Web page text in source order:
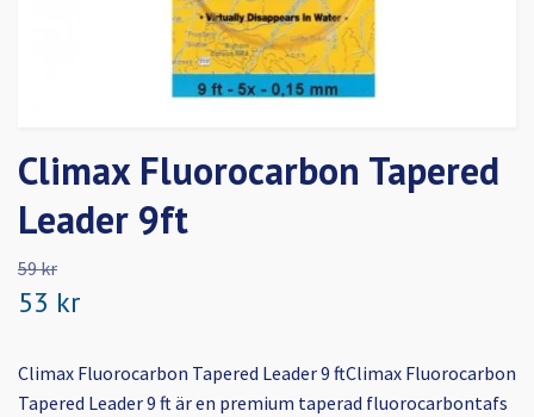
Climax Fluorocarbon Tapered
Leader 9ft
59 kr
53 kr
Climax Fluorocarbon Tapered Leader 9 ftClimax Fluorocarbon
Tapered Leader 9 ft är en premium taperad fluorocarbontafs